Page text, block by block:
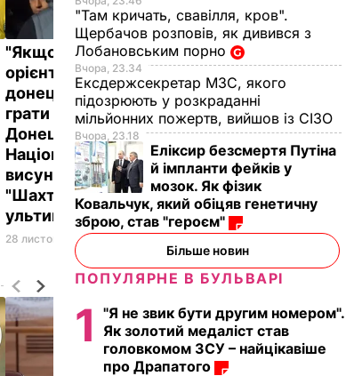
"Якщо ви тримаєте
орієнтир на свою
донецьку публіку, то
грати будете в
Донецьку".
Націоналісти
висунули гравцям
"Шахтаря"
ультиматум
28 листопада, 22.07ПОЛІТИКА
Футболісти
"Динамо" відвідали
поранених бійців
АТО
28 листопада,
02.34
ВІЙНА В
УКРАЇНІ
"Там кричать, свавілля, кров".
Щербачов розповів, як дивився з
Лобановським порно
Вчора, 23.34
Ексдержсекретар МЗС, якого
підозрюють у розкраданні
мільйонних пожертв, вийшов із СІЗО
Вчора, 23.18
Еліксир безсмертя Путіна
й імпланти фейків у
мозок. Як фізик
Ковальчук, який обіцяв генетичну
зброю, став "героєм"
Більше новин
ПОПУЛЯРНЕ В БУЛЬВАРІ
1
"Я не звик бути другим номером".
Як золотий медаліст став
головкомом ЗСУ – найцікавіше
про Драпатого